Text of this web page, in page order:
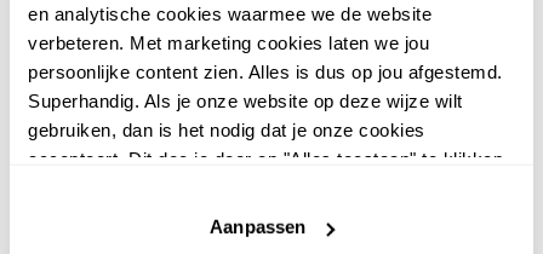
en analytische cookies waarmee we de website
verbeteren. Met marketing cookies laten we jou
persoonlijke content zien. Alles is dus op jou afgestemd.
Superhandig. Als je onze website op deze wijze wilt
gebruiken, dan is het nodig dat je onze cookies
accepteert. Dit doe je door op "Alles toestaan" te klikken.
website niet optimaal functioneert.
Aanpassen